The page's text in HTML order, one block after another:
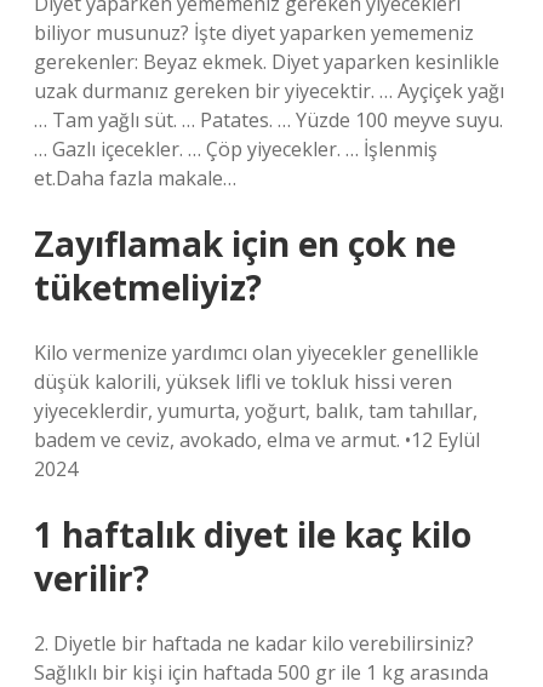
biliyor musunuz? İşte diyet yaparken yememeniz
gerekenler: Beyaz ekmek. Diyet yaparken kesinlikle
uzak durmanız gereken bir yiyecektir. … Ayçiçek yağı
… Tam yağlı süt. … Patates. … Yüzde 100 meyve suyu.
… Gazlı içecekler. … Çöp yiyecekler. … İşlenmiş
et.Daha fazla makale…
Zayıflamak için en çok ne
tüketmeliyiz?
Kilo vermenize yardımcı olan yiyecekler genellikle
düşük kalorili, yüksek lifli ve tokluk hissi veren
yiyeceklerdir, yumurta, yoğurt, balık, tam tahıllar,
badem ve ceviz, avokado, elma ve armut. •12 Eylül
2024
1 haftalık diyet ile kaç kilo
verilir?
2. Diyetle bir haftada ne kadar kilo verebilirsiniz?
Sağlıklı bir kişi için haftada 500 gr ile 1 kg arasında